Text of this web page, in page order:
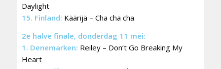
Daylight
15. Finland: Käärijä – Cha cha cha
2e halve finale, donderdag 11 mei:
1. Denemarken: Reiley – Don’t Go Breaking My
Heart